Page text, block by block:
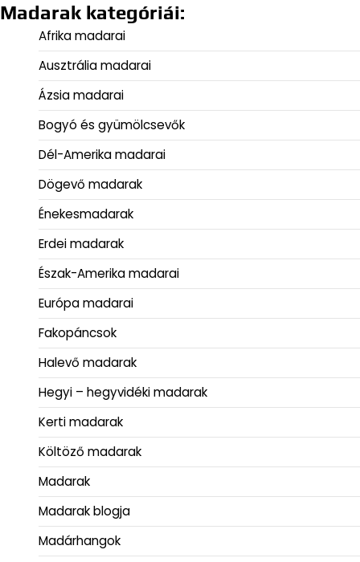
Madarak kategóriái:
Afrika madarai
Ausztrália madarai
Ázsia madarai
Bogyó és gyümölcsevők
Dél-Amerika madarai
Dögevő madarak
Énekesmadarak
Erdei madarak
Észak-Amerika madarai
Európa madarai
Fakopáncsok
Halevő madarak
Hegyi – hegyvidéki madarak
Kerti madarak
Költöző madarak
Madarak
Madarak blogja
Madárhangok